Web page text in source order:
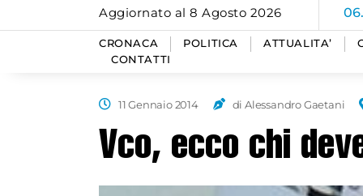
Aggiornato al 8 Agosto 2026
CRONACA POLITICA ATTUALITA’
CONTATTI
11 Gennaio 2014 di Alessandro Gaetani
Vco, ecco chi